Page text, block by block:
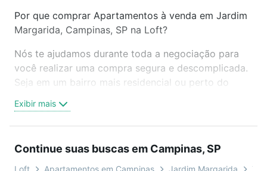
Por que comprar Apartamentos à venda em Jardim
Margarida, Campinas, SP na Loft?
Nós te ajudamos durante toda a negociação para
você realizar uma compra segura e descomplicada.
Seja em um bairro mais residencial ou perto do
oferta ideal de Apartamentos à venda em Jardim
Margarida, Campinas, SP para conquistar seu sonho.
é grátis, sem compromisso e você ainda conta com
mais de 46 mil corretores e imobiliárias te ajudando
Exibir mais
Continue suas buscas em Campinas, SP
Loft Apartamentos em Campinas Jardim Margarida